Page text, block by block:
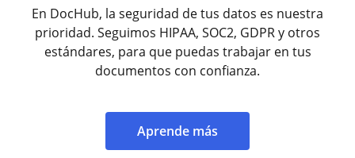
En DocHub, la seguridad de tus datos es nuestra
prioridad. Seguimos HIPAA, SOC2, GDPR y otros
estándares, para que puedas trabajar en tus
documentos con confianza.
Aprende más